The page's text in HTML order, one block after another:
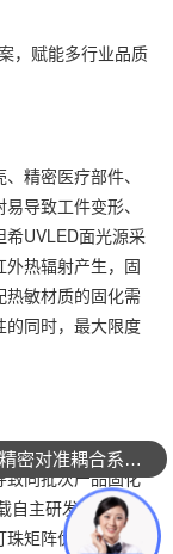
精密医疗部件、
导致工件变形、
UVLED面光源采
热辐射产生，固
敏材质的固化需
的同时，最大限度
常出现中心光强
致同批次产品固化
自主研发的光学匀
矩阵优化设计，
获取精密对准耦合系统技术方案